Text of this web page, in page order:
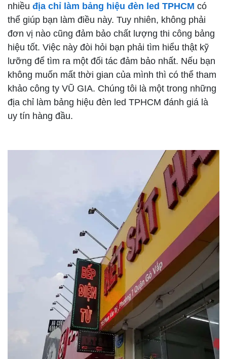
nhiều địa chỉ làm bảng hiệu đèn led TPHCM có
thể giúp bạn làm điều này. Tuy nhiên, không phải
đơn vị nào cũng đảm bảo chất lượng thi công bảng
hiệu tốt. Việc này đòi hỏi bạn phải tìm hiểu thật kỹ
lưỡng để tìm ra một đối tác đảm bảo nhất. Nếu bạn
không muốn mất thời gian của mình thì có thể tham
khảo công ty VŨ GIA. Chúng tôi là một trong những
địa chỉ làm bảng hiệu đèn led TPHCM đánh giá là
uy tín hàng đầu.